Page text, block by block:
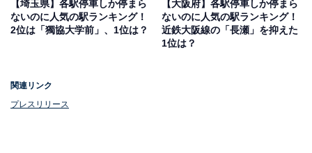
駅直結の「アトレヴィ東中野」やタワーマンションの下
にある「ユニゾンモール東中野」などショッピングモー
【埼玉県】各駅停車しか停まら
ないのに人気の駅ランキング！
2位は「獨協大学前」、1位は？
【大阪府】各駅停車しか停まら
ないのに人気の駅ランキング！
近鉄大阪線の「長瀬」を抑えた
1位は？
関連リンク
プレスリリース